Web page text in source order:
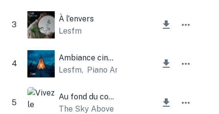
3
À l'envers
Lesfm
4
Ambiance cinématographique émotionnelle
Lesfm, Piano Amor
5
Au fond du coeur
The Sky Above